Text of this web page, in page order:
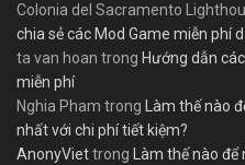
Colonia del Sacramento
chia sẻ các Mod Game miễn phí
ta van hoan trong Hướng dẫn
miễn phí
Nghia Pham trong Làm thế nào
nhất với chi phí tiết kiệm?
AnonyViettrong Làm thế nào